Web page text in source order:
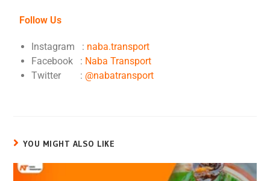
Follow Us
Instagram : naba.transport
Facebook : Naba Transport
Twitter : @nabatransport
YOU MIGHT ALSO LIKE